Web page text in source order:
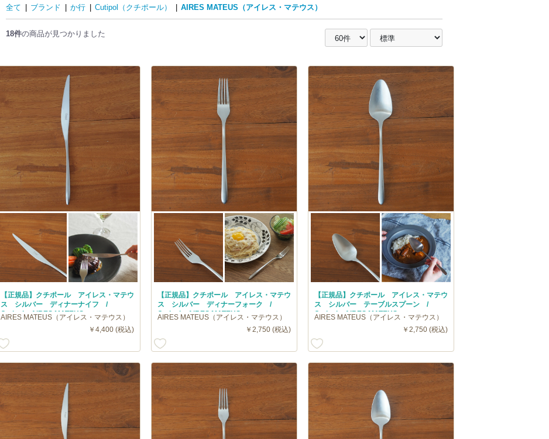
全て ブランド か行 Cutipol（クチポール） AIRES MATEUS（アイレス・マテウス）
18件の商品が見つかりました
【正規品】クチポール アイレス・マテウ
ス シルバー ディナーナイフ /
Cutipol AIRES MATEUS
AIRES MATEUS（アイレス・マテウス）
￥4,400 (税込)
【正規品】クチポール アイレス・マテウ
ス シルバー ディナーフォーク /
Cutipol AIRES MATEUS
AIRES MATEUS（アイレス・マテウス）
￥2,750 (税込)
【正規品】クチポール アイレス・マテウ
ス シルバー テーブルスプーン /
Cutipol AIRES MATEUS
AIRES MATEUS（アイレス・マテウス）
￥2,750 (税込)